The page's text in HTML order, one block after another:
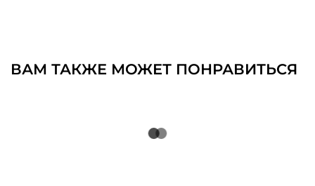
ВАМ ТАКЖЕ МОЖЕТ ПОНРАВИТЬСЯ